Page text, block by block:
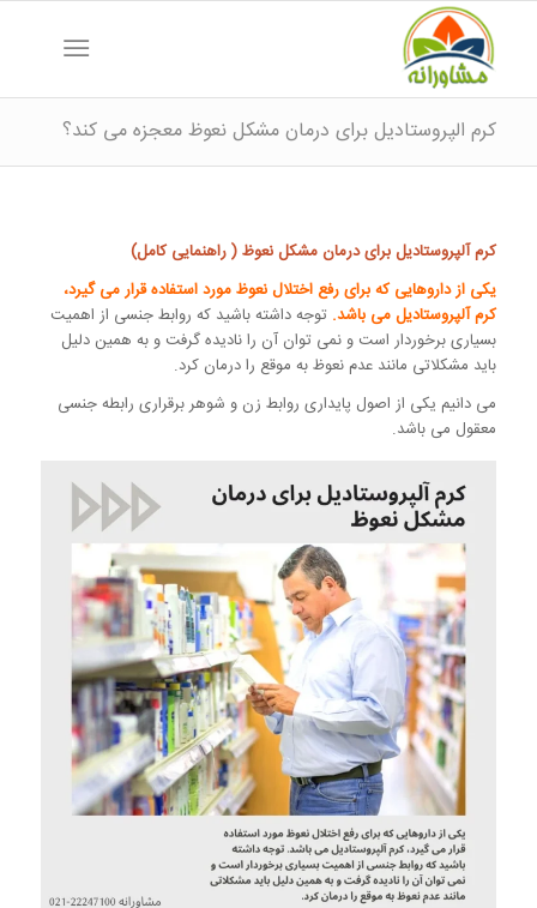
کرم الپروستادیل برای درمان مشکل نعوظ معجزه می کند؟
کرم آلپروستادیل برای درمان مشکل نعوظ ( راهنمایی کامل)
یکی از داروهایی که برای رفع اختلال نعوظ مورد استفاده قرار می گیرد،
کرم آلپروستادیل می باشد. توجه داشته باشید که روابط جنسی از اهمیت
بسیاری برخوردار است و نمی توان آن را نادیده گرفت و به همین دلیل
باید مشکلاتی مانند عدم نعوظ به موقع را درمان کرد.
می دانیم یکی از اصول پایداری روابط زن و شوهر برقراری رابطه جنسی
معقول می باشد.